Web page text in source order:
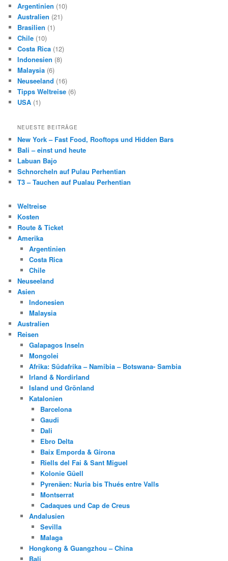
Argentinien (10)
Australien (21)
Brasilien (1)
Chile (10)
Costa Rica (12)
Indonesien (8)
Malaysia (6)
Neuseeland (16)
Tipps Weltreise (6)
USA (1)
NEUESTE BEITRÄGE
New York – Fast Food, Rooftops und Hidden Bars
Bali – einst und heute
Labuan Bajo
Schnorcheln auf Pulau Perhentian
T3 – Tauchen auf Pualau Perhentian
Weltreise
Kosten
Route & Ticket
Amerika
Argentinien
Costa Rica
Chile
Neuseeland
Asien
Indonesien
Malaysia
Australien
Reisen
Galapagos Inseln
Mongolei
Afrika: Südafrika – Namibia – Botswana- Sambia
Irland & Nordirland
Island und Grönland
Katalonien
Barcelona
Gaudi
Dali
Ebro Delta
Baix Emporda & Girona
Riells del Fai & Sant Miguel
Kolonie Güell
Pyrenäen: Nuria bis Thués entre Valls
Montserrat
Cadaques und Cap de Creus
Andalusien
Sevilla
Malaga
Hongkong & Guangzhou – China
Bali